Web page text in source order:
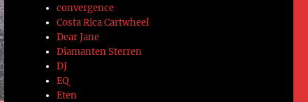
convergence
Costa Rica Cartwheel
Dear Jane
Diamanten Sterren
DJ
EQ
Eten